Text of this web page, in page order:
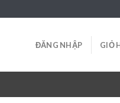
ĐĂNG NHẬP GIỎ